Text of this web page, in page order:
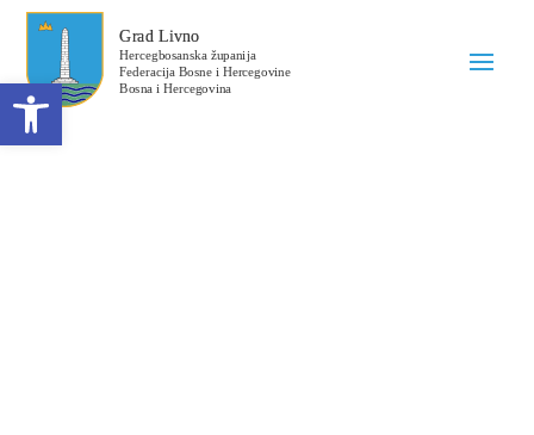
Open toolbar